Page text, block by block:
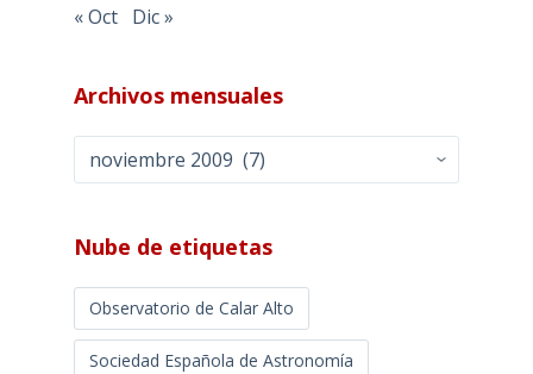
« Oct Dic »
Archivos mensuales
Archivos
mensuales
Nube de etiquetas
Observatorio de Calar Alto
Sociedad Española de Astronomía